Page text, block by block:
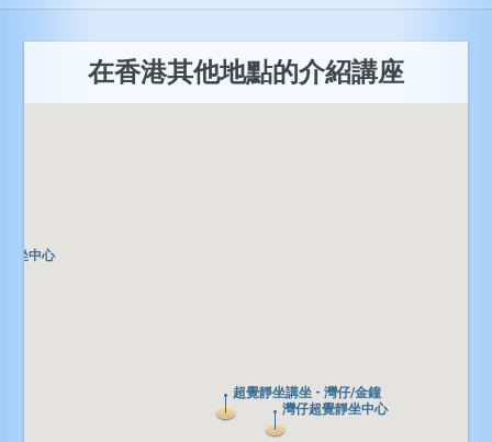
在香港其他地點的介紹講座
坐中心
超覺靜坐講坐 - 灣仔/金鐘
灣仔超覺靜坐中心
坐中心
超覺靜坐講坐 - 灣仔/金鐘
灣仔超覺靜坐中心